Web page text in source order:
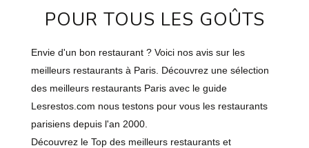
POUR TOUS LES GOÛTS
Envie d'un bon restaurant ? Voici nos avis sur les
meilleurs restaurants à Paris. Découvrez une sélection
des meilleurs restaurants Paris avec le guide
Lesrestos.com nous testons pour vous les restaurants
parisiens depuis l'an 2000.
Découvrez le Top des meilleurs restaurants et